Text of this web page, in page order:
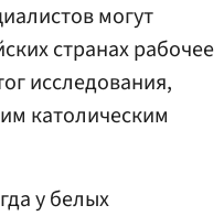
могут
странах рабочее
исследования,
католическим
у белых